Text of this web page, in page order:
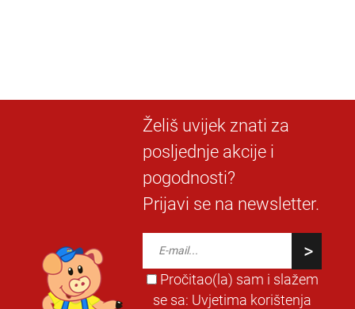
Želiš uvijek znati za
posljednje akcije i
pogodnosti?
Prijavi se na newsletter.
Pročitao(la) sam i slažem
se sa: Uvjetima korištenja